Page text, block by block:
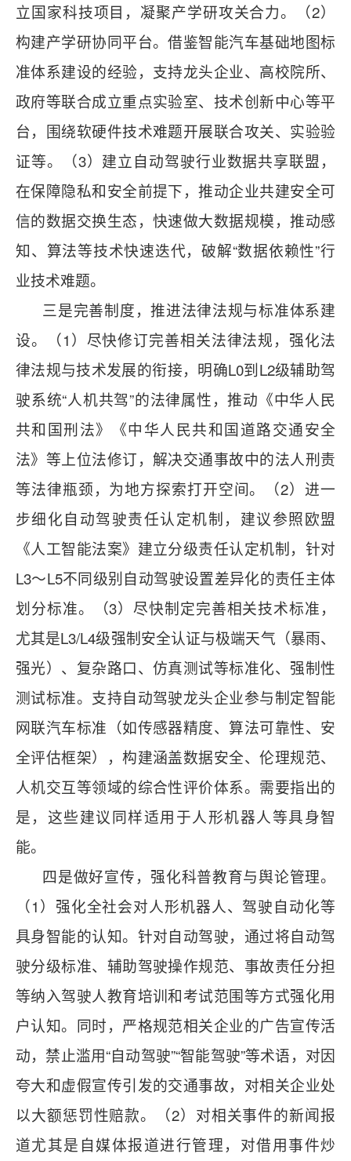
立国家科技项目，凝聚产学研攻关合力。（2）
构建产学研协同平台。借鉴智能汽车基础地图标
准体系建设的经验，支持龙头企业、高校院所、
政府等联合成立重点实验室、技术创新中心等平
台，围绕软硬件技术难题开展联合攻关、实验验
证等。（3）建立自动驾驶行业数据共享联盟，
在保障隐私和安全前提下，推动企业共建安全可
信的数据交换生态，快速做大数据规模，推动感
知、算法等技术快速迭代，破解“数据依赖性”行
业技术难题。
三是完善制度，推进法律法规与标准体系建
设。（1）尽快修订完善相关法律法规，强化法
律法规与技术发展的衔接，明确L0到L2级辅助驾
驶系统“人机共驾”的法律属性，推动《中华人民
共和国刑法》《中华人民共和国道路交通安全
法》等上位法修订，解决交通事故中的法人刑责
等法律瓶颈，为地方探索打开空间。（2）进一
步细化自动驾驶责任认定机制，建议参照欧盟
《人工智能法案》建立分级责任认定机制，针对
L3～L5不同级别自动驾驶设置差异化的责任主体
划分标准。（3）尽快制定完善相关技术标准，
尤其是L3/L4级强制安全认证与极端天气（暴雨、
强光）、复杂路口、仿真测试等标准化、强制性
测试标准。支持自动驾驶龙头企业参与制定智能
网联汽车标准（如传感器精度、算法可靠性、安
全评估框架），构建涵盖数据安全、伦理规范、
人机交互等领域的综合性评价体系。需要指出的
是，这些建议同样适用于人形机器人等具身智
能。
四是做好宣传，强化科普教育与舆论管理。
（1）强化全社会对人形机器人、驾驶自动化等
具身智能的认知。针对自动驾驶，通过将自动驾
驶分级标准、辅助驾驶操作规范、事故责任分担
等纳入驾驶人教育培训和考试范围等方式强化用
户认知。同时，严格规范相关企业的广告宣传活
动，禁止滥用“自动驾驶”“智能驾驶”等术语，对因
夸大和虚假宣传引发的交通事故，对相关企业处
以大额惩罚性赔款。（2）对相关事件的新闻报
道尤其是自媒体报道进行管理，对借用事件炒